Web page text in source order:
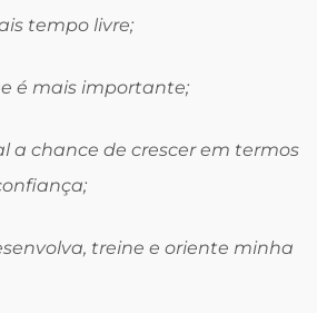
tempo livre;
é mais importante;
a chance de crescer em termos
treine e oriente minha